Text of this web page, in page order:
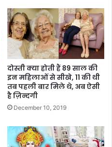
दोस्ती क्या होती हैं 89 साल की
इन महिलाओं से सीखे, 11 की थी
तब पहली बार मिले थे, अब ऐसी
है ज़िन्दगी
December 10, 2019